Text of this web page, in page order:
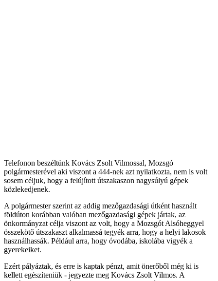
Telefonon beszéltünk Kovács Zsolt Vilmossal, Mozsgó
polgármesterével aki viszont a 444-nek azt nyilatkozta, nem is volt
sosem céljuk, hogy a felújított útszakaszon nagysúlyú gépek
közlekedjenek.
A polgármester szerint az addig mezőgazdasági útként használt
földúton korábban valóban mezőgazdasági gépek jártak, az
önkormányzat célja viszont az volt, hogy a Mozsgót Alsóheggyel
összekötő útszakaszt alkalmassá tegyék arra, hogy a helyi lakosok
használhassák. Például arra, hogy óvodába, iskolába vigyék a
gyerekeiket.
Ezért pályáztak, és erre is kaptak pénzt, amit önerőből még ki is
kellett egészíteniük - jegyezte meg Kovács Zsolt Vilmos. A